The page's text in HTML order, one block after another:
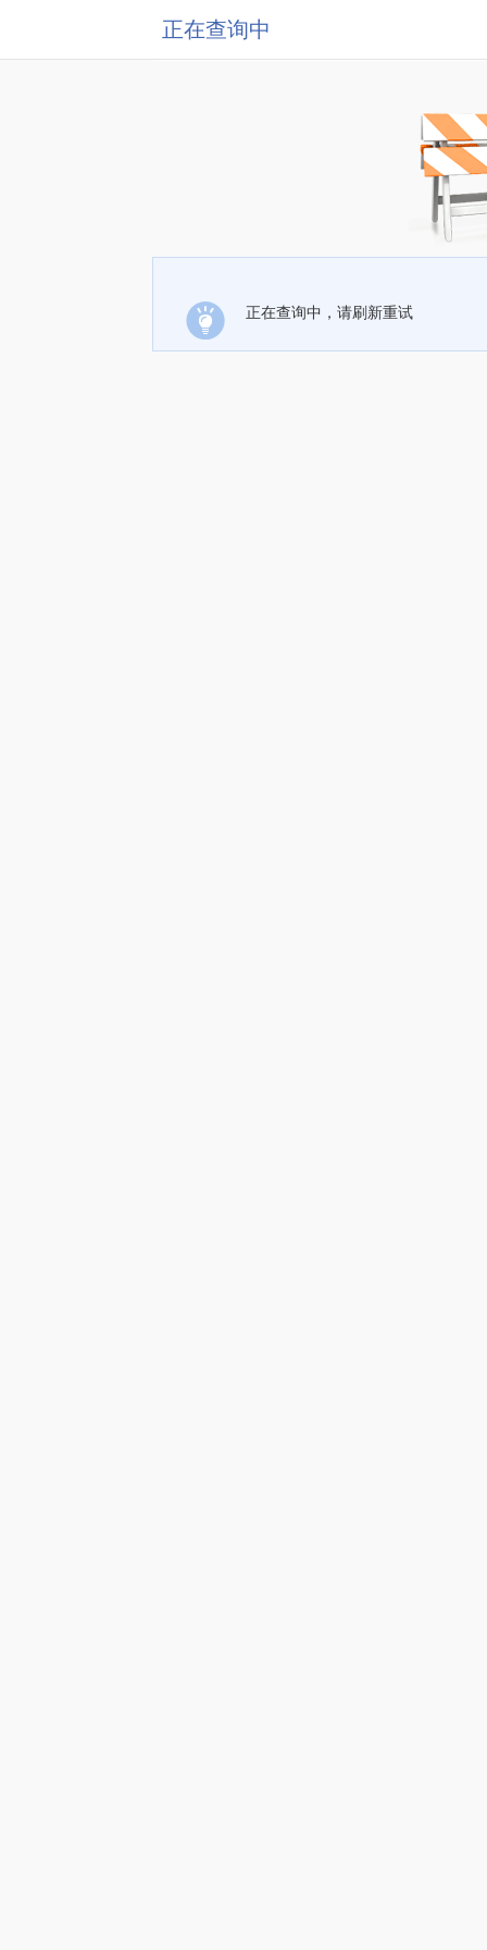
正在查询中
正在查询中，请刷新重试